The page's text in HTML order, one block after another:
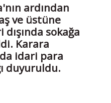
ardından
ve üstüne
sokağa
Karara
idari para
duyuruldu.